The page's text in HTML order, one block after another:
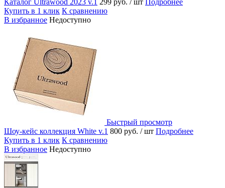
Купить в 1 клик К сравнению
В избранное Недоступно
Быстрый просмотр
Шоу-кейс коллекция White v.1 800 руб. / шт Подробнее
Купить в 1 клик К сравнению
В избранное Недоступно